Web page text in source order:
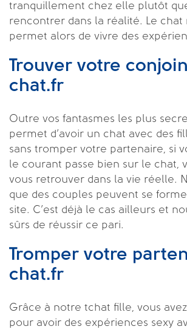
tranquillement chez elle plutôt
rencontrer dans la réalité. Le chat
permet alors de vivre des
Trouver votre
chat.fr
Outre vos fantasmes les plus
permet d’avoir un chat avec des
sans tromper votre partenaire, si
le courant passe bien sur le chat,
vous retrouver dans la vie réelle.
que des couples peuvent se
site. C’est déjà le cas ailleurs et
sûrs de réussir ce pari.
Tromper votre
chat.fr
Grâce à notre tchat fille, vous
pour avoir des expériences sexy